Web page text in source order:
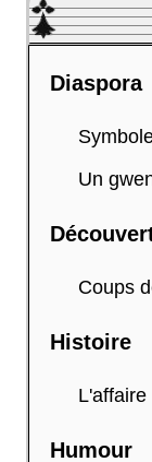
Diaspora
Un
Coups
Histoire
Humour